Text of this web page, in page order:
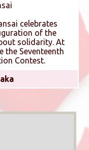
celebrates
of the
solidarity. At
the Seventeenth
Contest.